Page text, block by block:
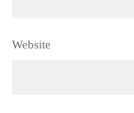
Website